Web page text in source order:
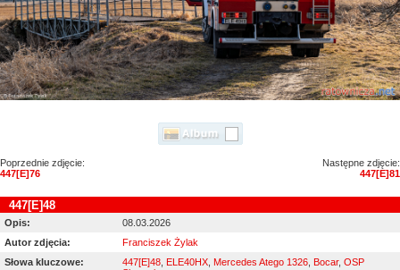
Poprzednie zdjęcie:
447[E]76
Następne zdjęcie:
447[E]81
447[E]48
Opis:
08.03.2026
Autor zdjęcia:
Franciszek Żylak
Słowa kluczowe:
447[E]48 ELE40HX Mercedes Atego 1326 Bocar, OSP